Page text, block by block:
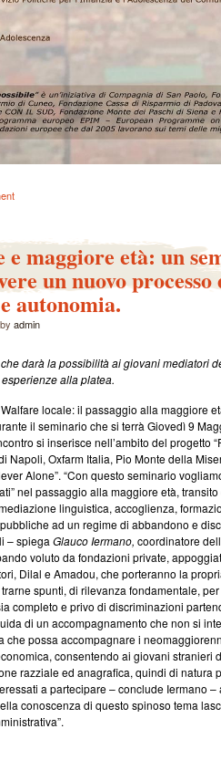
e maggiore età: un
un nuovo processo
autonomia.
by admin
darà la possibilità ai giovani mediatori
alla platea.
locale: il passaggio alla maggiore
il seminario che si terrà Giovedì 9
si inserisce nell’ambito del progetto
Napoli, Oxfarm Italia, Pio Monte della
Alone”. “Con questo seminario
nel passaggio alla maggiore età,
linguistica, accoglienza,
ad un regime di abbandono e
– spiega Glauco Iermano, coordinatore
voluto da fondazioni private,
Dilal e Amadou, che porteranno la
spunti, di rilevanza fondamentale,
completo e privo di discriminazioni
di un accompagnamento che non si
che possa accompagnare i
consentendo ai giovani stranieri
razziale ed anagrafica, quindi di natura
a partecipare – conclude Iermano –
conoscenza di questo spinoso tema